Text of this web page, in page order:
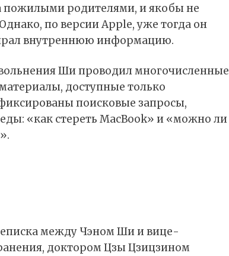
пожилыми родителями, и якобы не
по версии Apple, уже тогда он
внутреннюю информацию.
Ши проводил многочисленные
доступные только
поисковые запросы,
«как стереть MacBook» и «можно ли
между Чэном Ши и вице-
доктором Цзы Цзицзином